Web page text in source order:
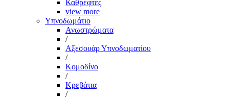
Καθρέφτες
view more
Υπνοδωμάτιο
Ανωστρώματα
/
Αξεσουάρ Υπνοδωματίου
/
Κομοδίνο
/
Κρεβάτια
/